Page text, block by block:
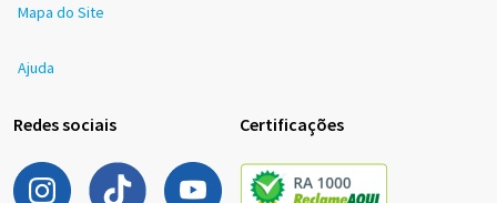
Mapa do Site
Ajuda
Redes sociais Certificações